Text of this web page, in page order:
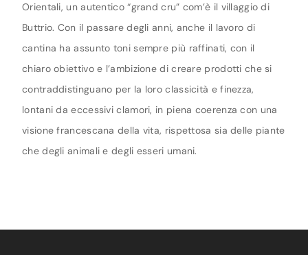
Orientali, un autentico “grand cru” com’è il villaggio di
Buttrio. Con il passare degli anni, anche il lavoro di
cantina ha assunto toni sempre più raffinati, con il
chiaro obiettivo e l’ambizione di creare prodotti che si
contraddistinguano per la loro classicità e finezza,
lontani da eccessivi clamori, in piena coerenza con una
visione francescana della vita, rispettosa sia delle piante
che degli animali e degli esseri umani.